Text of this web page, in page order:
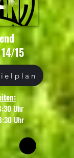
15
Uhr
Uhr